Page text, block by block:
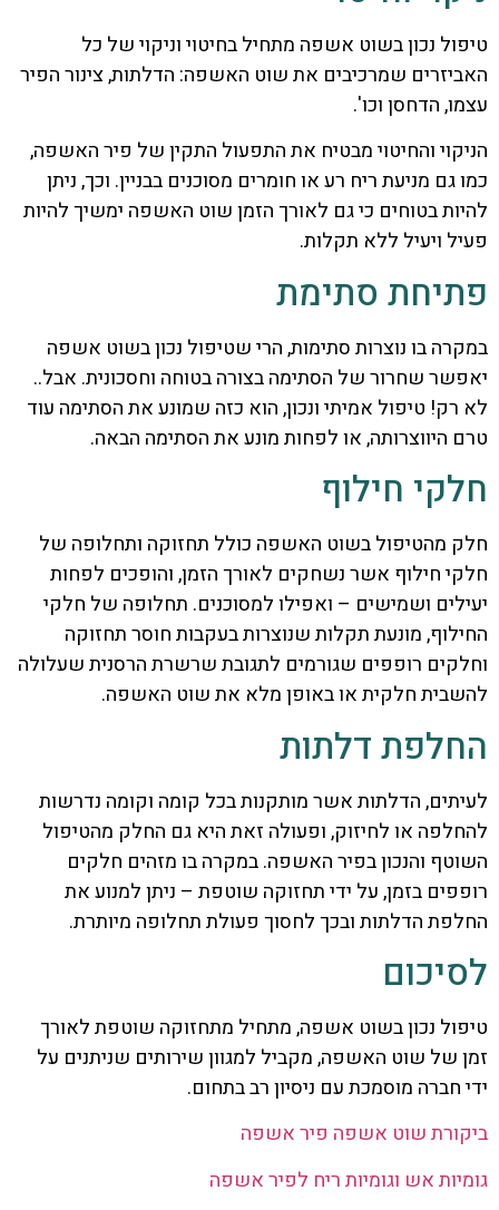
טיפול נכון בשוט אשפה מתחיל בחיטוי וניקוי של כל
האביזרים שמרכיבים את שוט האשפה: הדלתות, צינור הפיר
עצמו, הדחסן וכו'.
הניקוי והחיטוי מבטיח את התפעול התקין של פיר האשפה,
כמו גם מניעת ריח רע או חומרים מסוכנים בבניין. וכך, ניתן
להיות בטוחים כי גם לאורך הזמן שוט האשפה ימשיך להיות
פעיל ויעיל ללא תקלות.
פתיחת סתימת
במקרה בו נוצרות סתימות, הרי שטיפול נכון בשוט אשפה
יאפשר שחרור של הסתימה בצורה בטוחה וחסכונית. אבל..
לא רק! טיפול אמיתי ונכון, הוא כזה שמונע את הסתימה עוד
טרם היווצרותה, או לפחות מונע את הסתימה הבאה.
חלקי חילוף
חלק מהטיפול בשוט האשפה כולל תחזוקה ותחלופה של
חלקי חילוף אשר נשחקים לאורך הזמן, והופכים לפחות
יעילים ושמישים – ואפילו למסוכנים. תחלופה של חלקי
החילוף, מונעת תקלות שנוצרות בעקבות חוסר תחזוקה
וחלקים רופפים שגורמים לתגובת שרשרת הרסנית שעלולה
להשבית חלקית או באופן מלא את שוט האשפה.
החלפת דלתות
לעיתים, הדלתות אשר מותקנות בכל קומה וקומה נדרשות
להחלפה או לחיזוק, ופעולה זאת היא גם החלק מהטיפול
השוטף והנכון בפיר האשפה. במקרה בו מזהים חלקים
רופפים בזמן, על ידי תחזוקה שוטפת – ניתן למנוע את
החלפת הדלתות ובכך לחסוך פעולת תחלופה מיותרת.
לסיכום
טיפול נכון בשוט אשפה, מתחיל מתחזוקה שוטפת לאורך
זמן של שוט האשפה, מקביל למגוון שירותים שניתנים על
ידי חברה מוסמכת עם ניסיון רב בתחום.
ביקורת שוט אשפה פיר אשפה
גומיות אש וגומיות ריח לפיר אשפה